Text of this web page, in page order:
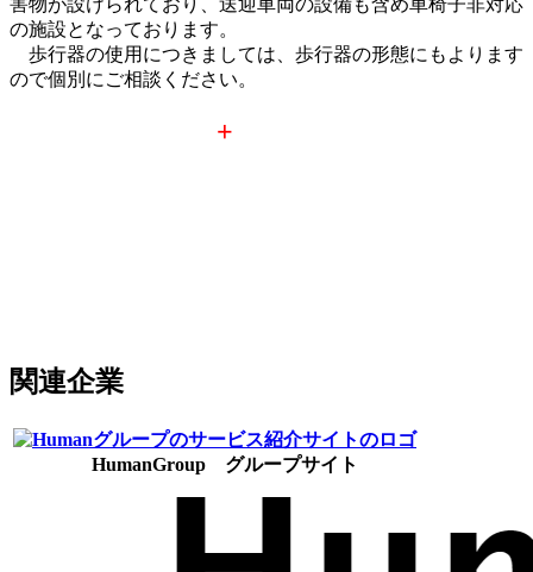
の施設となっております。
歩行器の使用につきましては、歩行器の形態にもよります
ので個別にご相談ください。
+
関連企業
HumanGroup グループサイト